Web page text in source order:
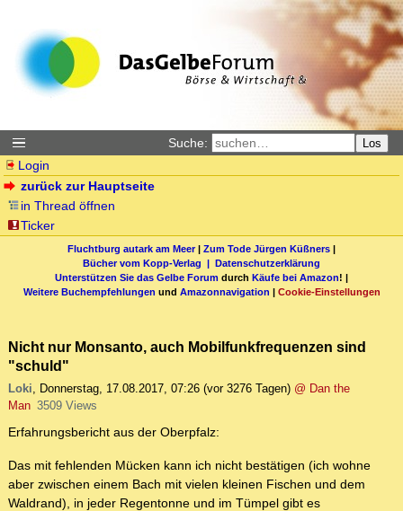
Suche: Los
Login
zurück zur Hauptseite
in Thread öffnen
Ticker
Fluchtburg autark am Meer| Zum Tode Jürgen Küßners |
Bücher vom Kopp-Verlag | Datenschutzerklärung
Unterstützen Sie das Gelbe Forum durch Käufe bei Amazon! |
Weitere Buchempfehlungen und Amazonnavigation | Cookie-Einstellungen
Nicht nur Monsanto, auch Mobilfunkfrequenzen sind
"schuld"
Loki, Donnerstag, 17.08.2017, 07:26 (vor 3276 Tagen) @ Dan the
Man 3509 Views
Erfahrungsbericht aus der Oberpfalz:
Das mit fehlenden Mücken kann ich nicht bestätigen (ich wohne
aber zwischen einem Bach mit vielen kleinen Fischen und dem
Waldrand), in jeder Regentonne und im Tümpel gibt es